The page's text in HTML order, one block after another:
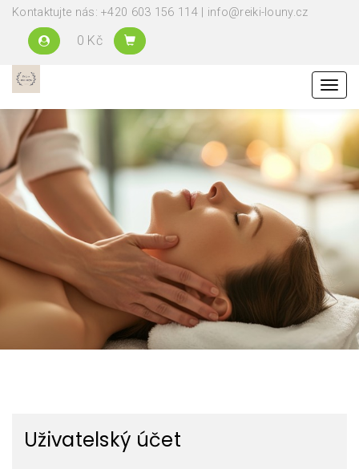
Kontaktujte nás: +420 603 156 114 | info@reiki-louny.cz
0 Kč
Menu
Uživatelský účet